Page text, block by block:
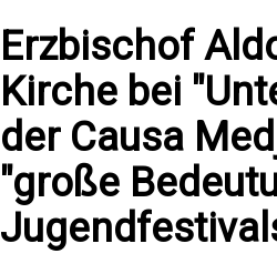
Erzbischof
Kirche bei
der Causa
"große